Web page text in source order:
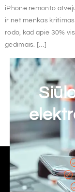
iPhone remonto
ir net menkas
rodo, kad apie 30%
gedimais. […]